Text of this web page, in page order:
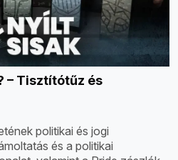
– Tisztítótűz és
politikai és jogi
és a politikai